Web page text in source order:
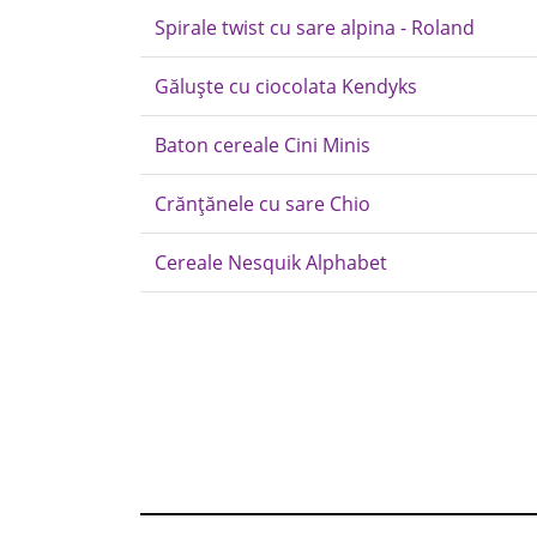
Spirale twist cu sare alpina - Roland
Găluște cu ciocolata Kendyks
Baton cereale Cini Minis
Crănțănele cu sare Chio
Cereale Nesquik Alphabet